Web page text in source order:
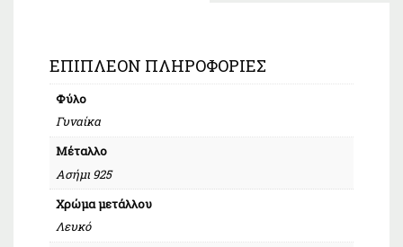
ΕΠΙΠΛΈΟΝ ΠΛΗΡΟΦΟΡΊΕΣ
Φύλο
Γυναίκα
Μέταλλο
Ασήμι 925
Χρώμα μετάλλου
Λευκό